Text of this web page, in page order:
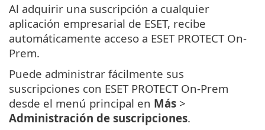
Al adquirir una suscripción a cualquier
aplicación empresarial de ESET, recibe
automáticamente acceso a ESET PROTECT On-
Prem.
Puede administrar fácilmente sus
suscripciones con ESET PROTECT On-Prem
desde el menú principal en Más >
Administración de suscripciones.